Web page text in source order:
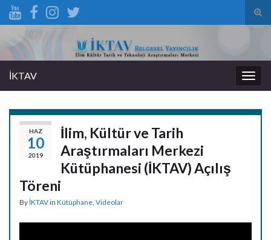
Search for:
İKTAV
HAZ
10
2019
İlim, Kültür ve Tarih
Araştırmaları Merkezi
Kütüphanesi (İKTAV) Açılış
Töreni
By İKTAVin Kütüphane Videolar